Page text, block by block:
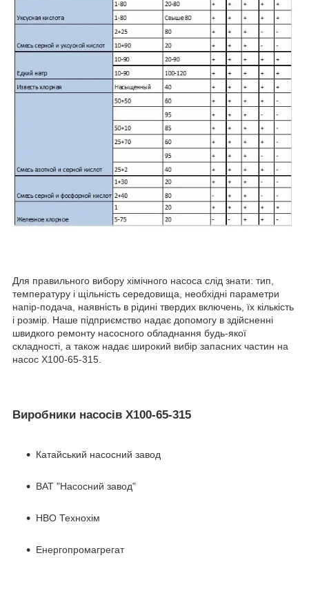
Для правильного вибору хімічного насоса слід знати: тип,
температуру і щільність середовища, необхідні параметри
напір-подача, наявність в рідині твердих включень, їх кількість
і розмір. Наше підприємство надає допомогу в здійсненні
швидкого ремонту насосного обладнання будь-якої
складності, а також надає широкий вибір запасних частин на
насос Х100-65-315.
Виробники насосів Х100-65-315
Катайський насосний завод
ВАТ "Насосний завод"
НВО Технохім
Енергопромагрегат